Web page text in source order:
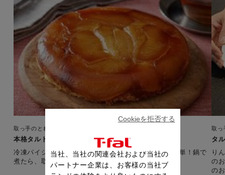
取っ手のとれるフライパン・鍋
本格タルトタタン
冷凍パイシートを使えば、本格フレンチスイーツも簡単！鍋で
煮たら、取っ手を外してそのままオーブンへ。
取っ
タ
り
の
の
当社、当社の関連会社および当社の
パートナー企業は、お客様の当社ブ
Cookieを拒否する